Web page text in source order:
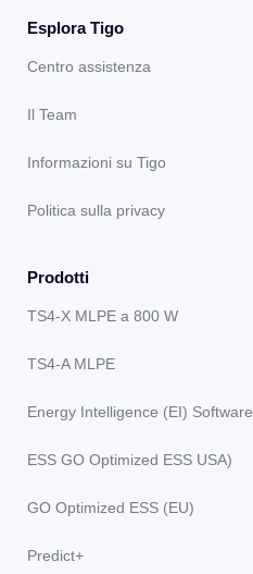
Esplora Tigo
Centro assistenza
Il Team
Informazioni su Tigo
Politica sulla privacy
Prodotti
TS4-X MLPE a 800 W
TS4-A MLPE
Energy Intelligence (EI) Software
ESS GO Optimized ESS USA)
GO Optimized ESS (EU)
Predict+